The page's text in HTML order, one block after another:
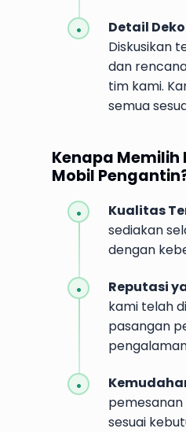
Detail
Diskusikan
dan
tim kami.
semua
Kenapa Memilih
Mobil
Kualitas
sediakan
dengan
Reputasi
kami telah
pasangan
sesuai